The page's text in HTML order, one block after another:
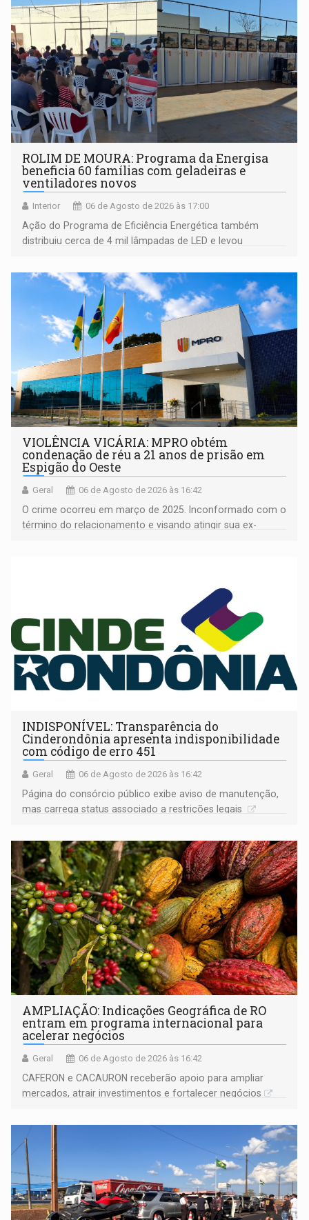
ROLIM DE MOURA: Programa da Energisa
beneficia 60 famílias com geladeiras e
ventiladores novos
Interior 06 de Agosto de 2026 às 17:00
Ação do Programa de Eficiência Energética também
distribuiu cerca de 4 mil lâmpadas de LED e levou
comunidade
VIOLÊNCIA VICÁRIA: MPRO obtém
condenação de réu a 21 anos de prisão em
Espigão do Oeste
Geral 06 de Agosto de 2026 às 16:42
O crime ocorreu em março de 2025. Inconformado com o
término do relacionamento e visando atingir sua ex-
INDISPONÍVEL: Transparência do
Cinderondônia apresenta indisponibilidade
com código de erro 451
Geral 06 de Agosto de 2026 às 16:42
Página do consórcio público exibe aviso de manutenção,
mas carrega status associado a restrições legais
AMPLIAÇÃO: Indicações Geográfica de RO
entram em programa internacional para
acelerar negócios
Geral 06 de Agosto de 2026 às 16:42
CAFERON e CACAURON receberão apoio para ampliar
mercados, atrair investimentos e fortalecer negócios